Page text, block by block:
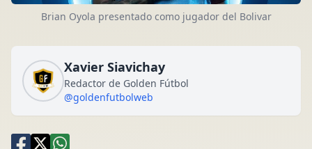
Brian Oyola presentado como jugador del Bolivar
Xavier Siavichay
Redactor de Golden Fútbol
@goldenfutbolweb